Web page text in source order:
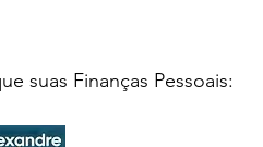
suas Finanças Pessoais: